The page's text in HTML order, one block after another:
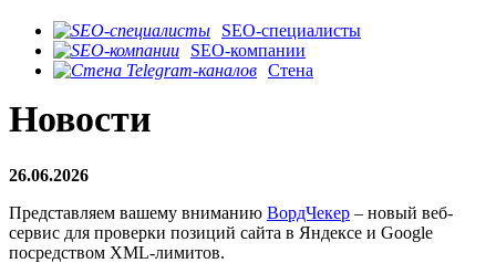
SEO-специалисты
SEO-компании
Стена
Новости
26.06.2026
Представляем вашему вниманию ВордЧекер – новый веб-
сервис для проверки позиций сайта в Яндексе и Google
посредством XML-лимитов.